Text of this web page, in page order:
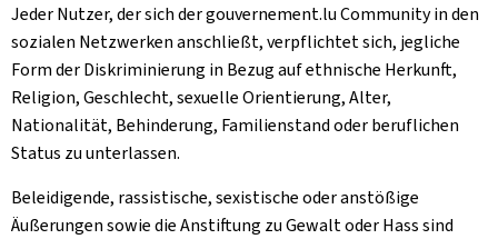
Jeder Nutzer, der sich der gouvernement.lu Community in den
sozialen Netzwerken anschließt, verpflichtet sich, jegliche
Form der Diskriminierung in Bezug auf ethnische Herkunft,
Religion, Geschlecht, sexuelle Orientierung, Alter,
Nationalität, Behinderung, Familienstand oder beruflichen
Status zu unterlassen.
Beleidigende, rassistische, sexistische oder anstößige
Äußerungen sowie die Anstiftung zu Gewalt oder Hass sind